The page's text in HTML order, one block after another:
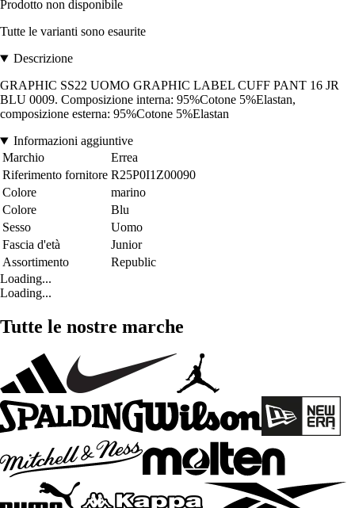
Prodotto non disponibile
Tutte le varianti sono esaurite
Descrizione
GRAPHIC SS22 UOMO GRAPHIC LABEL CUFF PANT 16 JR
BLU 0009. Composizione interna: 95%Cotone 5%Elastan,
composizione esterna: 95%Cotone 5%Elastan
Informazioni aggiuntive
Marchio
Errea
Riferimento fornitore R25P0I1Z00090
Colore
marino
Colore
Blu
Sesso
Uomo
Fascia d'età
Junior
Assortimento
Republic
Loading...
Loading...
Tutte le nostre marche